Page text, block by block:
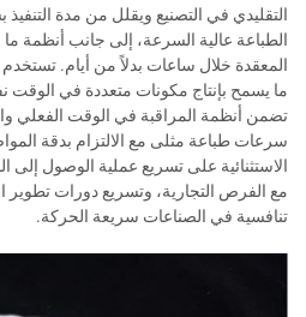
التقليدي في التصنيع ويقلل من مدة
الطباعة عالية السرعة، إلى جانب أنظمة ما
المعقدة خلال ساعات بدلاً من أيام. تستخدم
ما يسمح بإنتاج مكونات متعددة في الوقت
تضمن أنظمة المراقبة في الوقت الفعلي
سرعات طباعة مثلى مع الالتزام بدقة
الاستثنائية على تسريع عملية الوصول
مع الفرص التجارية، وتسريع دورات تطوير
تنافسية في الصناعات سريعة الحركة.